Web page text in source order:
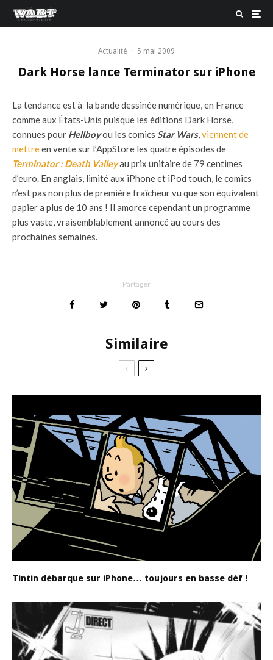
Actualité · 5 mai 2009
Dark Horse lance Terminator sur iPhone
La tendance est à la bande dessinée numérique, en France
comme aux États-Unis puisque les éditions Dark Horse,
connues pour Hellboyou les comics Star Wars,viennent de
mettreen vente sur l’AppStore les quatre épisodes de
Terminator : Death Valleyau prix unitaire de 79 centimes
d’euro. En anglais, limité aux iPhone et iPod touch, le comics
n’est pas non plus de première fraîcheur vu que son équivalent
papier a plus de 10 ans ! Il amorce cependant un programme
plus vaste, vraisemblablement annoncé au cours des
prochaines semaines.
Partager
Similaire
Tintin débarque sur iPhone… toujours en basse déf !